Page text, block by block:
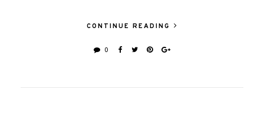
CONTINUE READING
0